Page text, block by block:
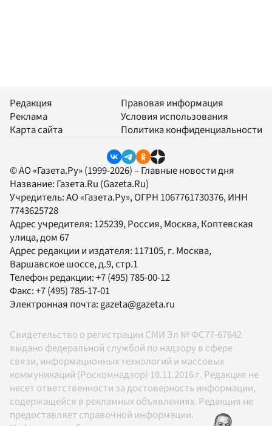
Редакция
Реклама
Карта сайта
Правовая информация
Условия использования
Политика конфиденциальности
© АО «Газета.Ру» (1999-2026) – Главные новости дня
Название: Газета.Ru (Gazeta.Ru)
Учредитель:АО «Газета.Ру», ОГРН 1067761730376, ИНН
7743625728
Адрес учредителя: 125239, Россия, Москва, Коптевская
улица, дом 67
Адрес редакции и издателя: 117105, г. Москва,
Варшавское шоссе, д.9, стр.1
Телефон редакции:+7 (495) 785-00-12
Факс:+7 (495) 785-17-01
Электронная почта: gazeta@gazeta.ru
Свидетельство о регистрации СМИ Эл № ФС77-67642
выдано федеральной службой по надзору в сфере
связи, информационных технологий и массовых
коммуникаций (Роскомнадзор) 10.11.2016 г. Редакция не
несет ответственности за достоверность информации,
содержащейся в рекламных объявлениях. Редакция не
предоставляет справочной информации.